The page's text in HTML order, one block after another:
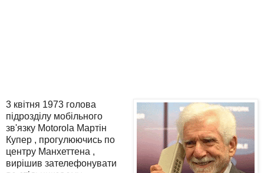
3 квітня 1973 голова
підрозділу мобільного
зв'язку Motorola Мартін
Купер , прогулюючись по
центру Манхеттена ,
вирішив зателефонувати